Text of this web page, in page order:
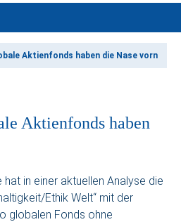
Aktienfonds haben die Nase vorn
Aktienfonds haben
in einer aktuellen Analyse die
Ethik Welt“ mit der
globalen Fonds ohne